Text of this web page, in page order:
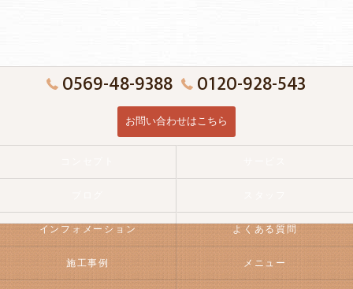
0569-48-9388 0120-928-543
お問い合わせはこちら
インフォメーション よくある質問
施工事例 メニュー